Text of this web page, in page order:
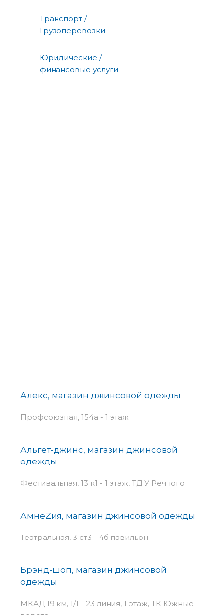
Транспорт /
Грузоперевозки
Юридические /
финансовые услуги
Алекс, магазин джинсовой одежды
Профсоюзная, 154а - 1 этаж
Альгет-джинс, магазин джинсовой
одежды
Фестивальная, 13 к1 - 1 этаж, ТД У Речного
АмнеZия, магазин джинсовой одежды
Театральная, 3 ст3 - 4б павильон
Брэнд-шоп, магазин джинсовой
одежды
МКАД 19 км, 1/1 - 23 линия, 1 этаж, ТК Южные